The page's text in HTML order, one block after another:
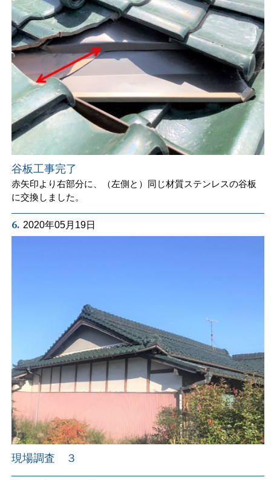
谷板工事完了
赤矢印より右部分に、（左側と）同じ材質ステンレスの谷板
に交換しました。
6. 2020年05月19日
現場調査 ３